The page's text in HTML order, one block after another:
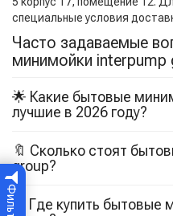
Фильтр
специальные условия
Часто задаваемые
минимойки interpump
🌟 Какие бытовые
лучшие в 2026 году?
🔖 Сколько стоят
group?
Где купить бытовые